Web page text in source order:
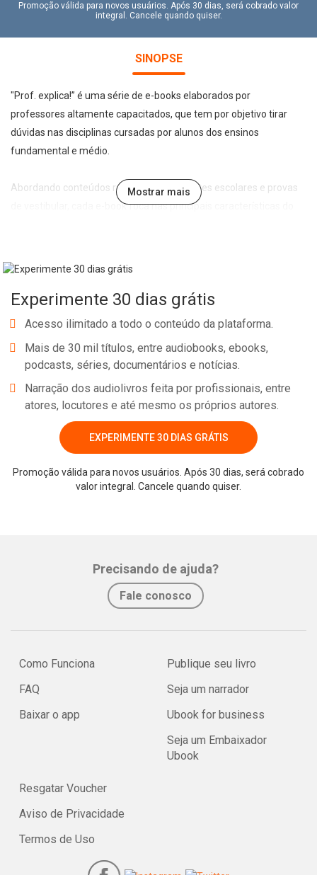
Promoção válida para novos usuários. Após 30 dias, será cobrado valor
integral. Cancele quando quiser.
SINOPSE
"Prof. explica!” é uma série de e-books elaborados por
professores altamente capacitados, que tem por objetivo tirar
dúvidas nas disciplinas cursadas por alunos dos ensinos
fundamental e médio.
Abordando conteúdos recorrentes em testes escolares e provas
de vestibular, cada e-book foca nas principais características do
serão vistos pontos relevantes sobre o estudo das colisões e
Mostrar mais
Experimente 30 dias grátis
Acesso ilimitado a todo o conteúdo da plataforma.
Mais de 30 mil títulos, entre audiobooks, ebooks,
podcasts, séries, documentários e notícias.
Narração dos audiolivros feita por profissionais, entre
atores, locutores e até mesmo os próprios autores.
EXPERIMENTE 30 DIAS GRÁTIS
Promoção válida para novos usuários. Após 30 dias, será cobrado
valor integral. Cancele quando quiser.
Precisando de ajuda?
Fale conosco
Como Funciona
FAQ
Baixar o app
Publique seu livro
Seja um narrador
Ubook for business
Seja um Embaixador
Ubook
Resgatar Voucher
Aviso de Privacidade
Termos de Uso
Whatsapp E-mail